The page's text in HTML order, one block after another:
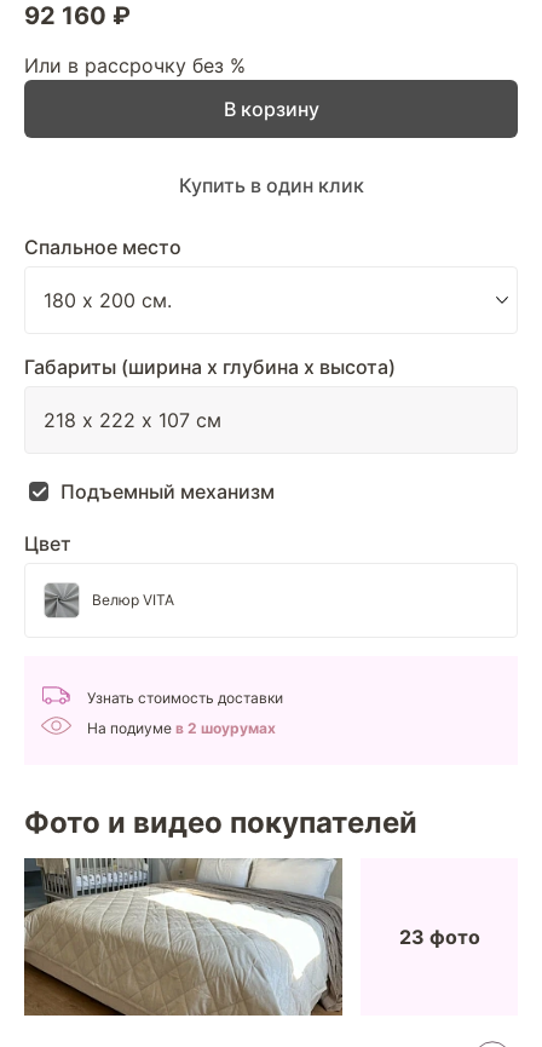
92 160 ₽
Или в рассрочку без %
Спальное место
Габариты (ширина х глубина х высота)
Подъемный механизм
Цвет
Велюр VITA
В корзину
Купить в один клик
Узнать стоимость доставки
На подиуме в 2 шоурумах
Фото и видео покупателей
23 фото